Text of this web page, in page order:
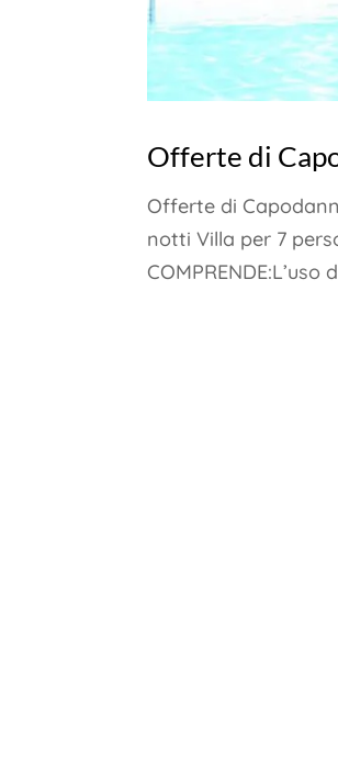
Offerte di
Offerte di
notti Villa per 7